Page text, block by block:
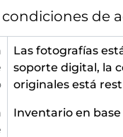
[Serie] 91 - Rembrandt,
[Serie] 92 - Renoir,
[Serie] 93 - Ribalta,
[Serie] 94 - Ribera
[Serie] 95 - Ribera, José
[Serie] 96 - Ribera,
97 - Rigaud,
98 - Roberts,
de
Las fotografías
soporte digital, la
originales está
Inventario en